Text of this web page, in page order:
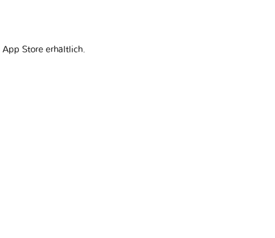
Store erhältlich.